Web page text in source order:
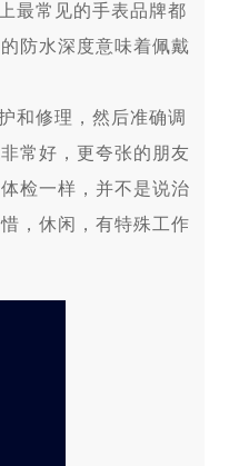
最常见的手表品牌都
防水深度意味着佩戴
和修理，然后准确调
常好，更夸张的朋友
检一样，并不是说治
，休闲，有特殊工作